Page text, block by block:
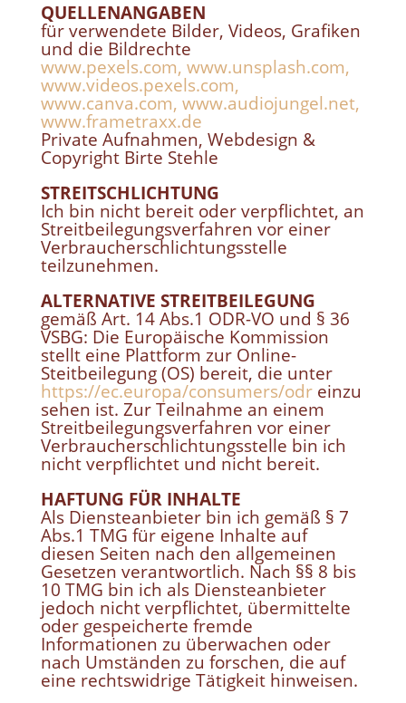
QUELLENANGABEN
für verwendete Bilder, Videos, Grafiken
und die Bildrechte
www.pexels.com, www.unsplash.com,
www.videos.pexels.com,
www.canva.com, www.audiojungel.net,
www.frametraxx.de
Private Aufnahmen, Webdesign &
Copyright Birte Stehle
STREITSCHLICHTUNG
Ich bin nicht bereit oder verpflichtet, an
Streitbeilegungsverfahren vor einer
Verbraucherschlichtungsstelle
teilzunehmen.
ALTERNATIVE STREITBEILEGUNG
gemäß Art. 14 Abs.1 ODR-VO und § 36
VSBG: Die Europäische Kommission
stellt eine Plattform zur Online-
Steitbeilegung (OS) bereit, die unter
https://ec.europa/consumers/odreinzu
sehen ist. Zur Teilnahme an einem
Streitbeilegungsverfahren vor einer
Verbraucherschlichtungsstelle bin ich
nicht verpflichtet und nicht bereit.
HAFTUNG FÜR INHALTE
Als Diensteanbieter bin ich gemäß § 7
Abs.1 TMG für eigene Inhalte auf
diesen Seiten nach den allgemeinen
Gesetzen verantwortlich. Nach §§ 8 bis
10 TMG bin ich als Diensteanbieter
jedoch nicht verpflichtet, übermittelte
oder gespeicherte fremde
Informationen zu überwachen oder
nach Umständen zu forschen, die auf
eine rechtswidrige Tätigkeit hinweisen.